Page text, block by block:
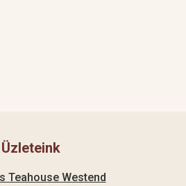
Üzleteink
Teahouse Westend